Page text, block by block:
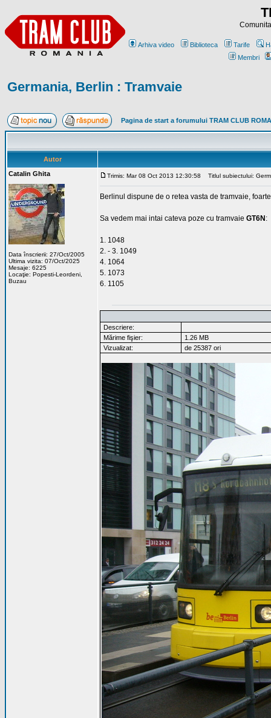
Arhiva video Biblioteca Tarife
Membri
Germania, Berlin : Tramvaie
Pagina de start a forumului TRAM CLUB
Autor
Catalin Ghita
Data înscrierii: 27/Oct/2005
Ultima vizita: 07/Oct/2025
Mesaje: 6225
Locaţie: Popesti-Leordeni,
Buzau
Trimis: Mar 08 Oct 2013 12:30:58 Titlul subiectului:
Berlinul dispune de o retea vasta de tramvaie,
Sa vedem mai intai cateva poze cu tramvaie GT6N :
1. 1048
2. - 3. 1049
4. 1064
5. 1073
6. 1105
Descriere:
Mărime fişier:
1.26 MB
Vizualizat:
de 25387 ori